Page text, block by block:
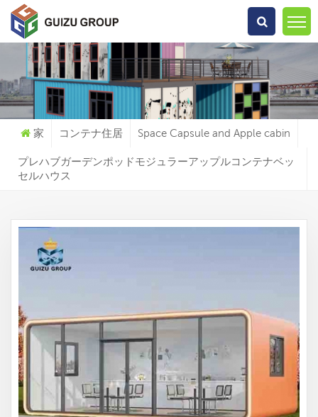
何を探していますか?
家 コンテナ住居 Space Capsule and Apple cabin
プレハブガーデンポッドモジュラーアップルコンテナベッ
セルハウス